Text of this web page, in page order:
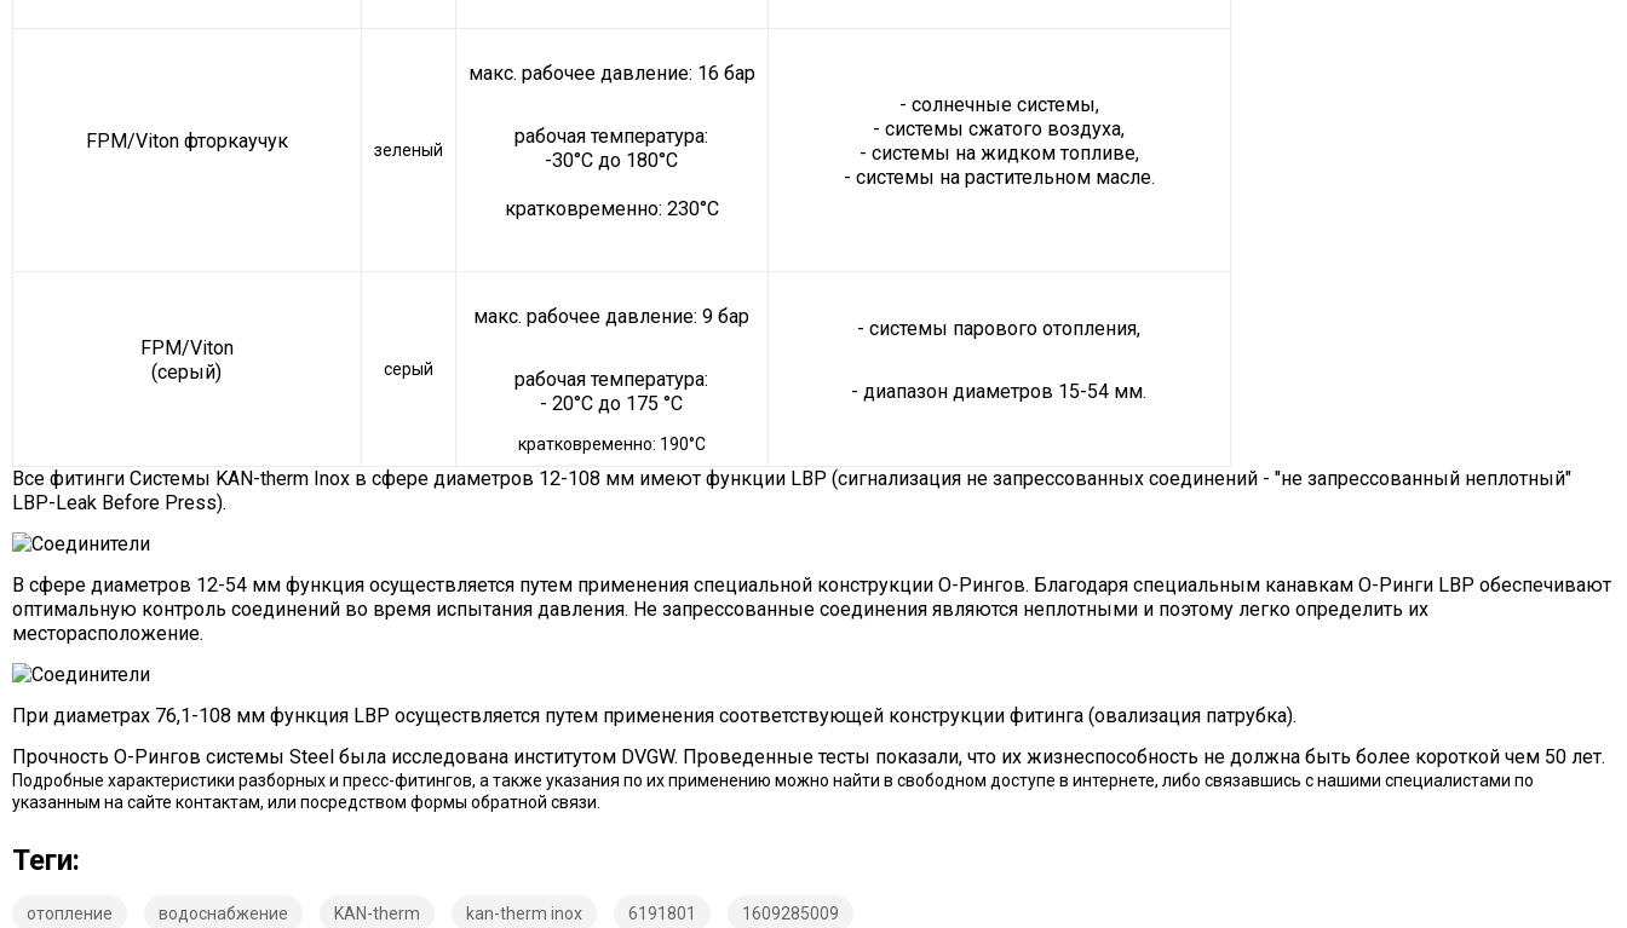
FPM/Viton фторкаучук зеленый
макс. рабочее давление: 16 бар
рабочая температура:
-30°C до 180°C
кратковременно: 230°C
- солнечные системы,
- системы сжатого воздуха,
- системы на жидком топливе,
- системы на растительном масле.
FPM/Viton
(серый)
серый
макс. рабочее давление: 9 бар
рабочая температура:
- 20°C до 175 °C
кратковременно: 190°C
- системы парового отопления,
- диапазон диаметров 15-54 мм.
Bсе фитинги Системы KAN-therm Inox в сфере диаметров 12-108 мм имеют функции LBP (сигнализация не запрессованных соединений - "не запрессованный неплотный"
LBP-Leak Before Press).
В сфере диаметров 12-54 мм функция осуществляется путем применения специальной конструкции О-Рингов. Благодаря специальным канавкам О-Ринги LBP обеспечивают
оптимальную контроль соединений во время испытания давления. Не запрессованные соединения являются неплотными и поэтому легко определить их
месторасположение.
При диаметрах 76,1-108 мм функция LBP осуществляется путем применения соответствующей конструкции фитинга (овализация патрубка).
Прочность О-Рингов системы Steel была исследована институтом DVGW. Проведенные тесты показали, что их жизнеспособность не должна быть более короткой чем 50 лет.
Подробные характеристики разборных и пресс-фитингов, а также указания по их применению можно найти в свободном доступе в интернете, либо связавшись с нашими специалистами по
указанным на сайте контактам, или посредством формы обратной связи.
Теги:
отопление водоснабжение KAN-therm kan-therm inox 6191801 1609285009